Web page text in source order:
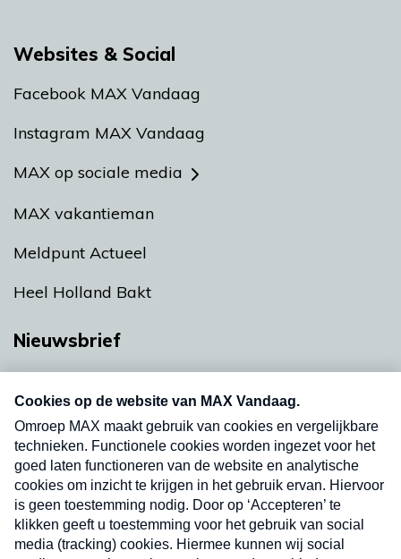
Websites & Social
Facebook MAX Vandaag
Instagram MAX Vandaag
MAX op sociale media
MAX vakantieman
Meldpunt Actueel
Heel Holland Bakt
Nieuwsbrief
nieuwsbrief. Elke vrijdag- en dinsdagochtend in
uw mailbox.
Verzend